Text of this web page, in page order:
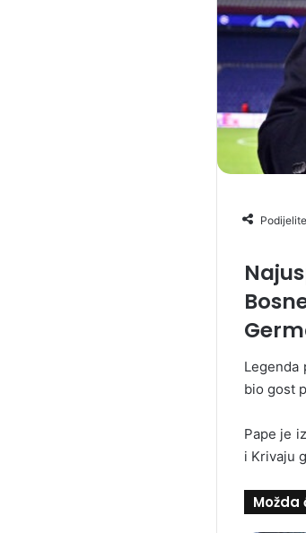
Podijelite
Legenda
bio gost
Pape je
i Krivaju
Možda